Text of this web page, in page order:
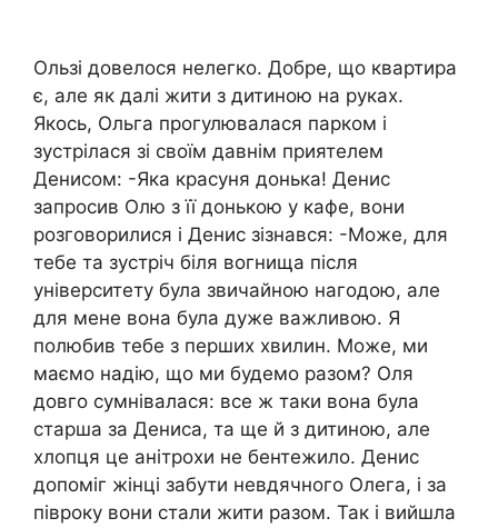
Ользі довелося нелегко. Добре, що квартира
є, але як далі жити з дитиною на руках.
Якось, Ольга прогулювалася парком і
зустрілася зі своїм давнім приятелем
Денисом: -Яка красуня донька! Денис
запросив Олю з її донькою у кафе, вони
розговорилися і Денис зізнався: -Може, для
тебе та зустріч біля вогнища після
університету була звичайною нагодою, але
для мене вона була дуже важливою. Я
полюбив тебе з перших хвилин. Може, ми
маємо надію, що ми будемо разом? Оля
довго сумнівалася: все ж таки вона була
старша за Дениса, та ще й з дитиною, але
хлопця це анітрохи не бентежило. Денис
допоміг жінці забути невдячного Олега, і за
півроку вони стали жити разом. Так і вийшла